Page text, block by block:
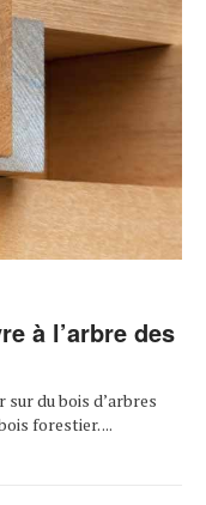
à l’arbre des
du bois d’arbres
forestier. ...